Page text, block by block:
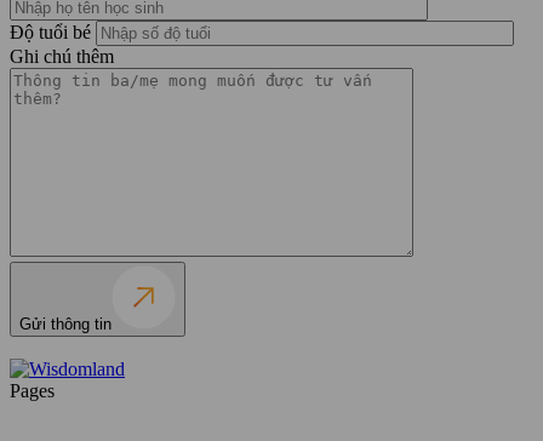
Độ tuổi bé
Ghi chú thêm
Gửi thông tin
Pages